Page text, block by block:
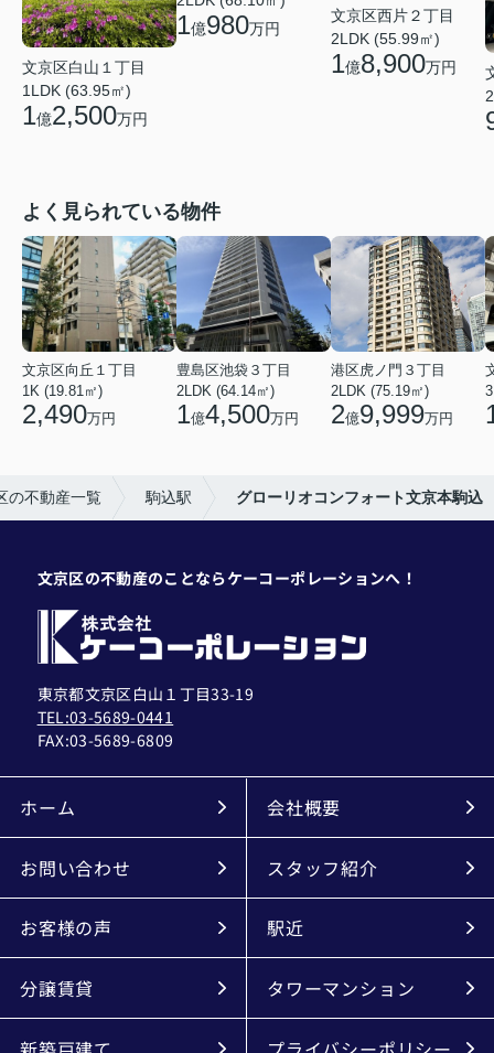
文京区白山１丁目
1LDK (63.95㎡)
1億2,500万円
1億980万円
文京区西片２丁目
2LDK (55.99㎡)
1億8,900万円
よく見られている物件
文京区向丘１丁目
1K (19.81㎡)
2,490万円
豊島区池袋３丁目
2LDK (64.14㎡)
1億4,500万円
港区虎ノ門３丁目
2LDK (75.19㎡)
2億9,999万円
の不動産一覧 駒込駅 グローリオコンフォート文京本駒込
文京区の不動産のことならケーコーポレーションへ！
東京都文京区白山１丁目33-19
TEL:03-5689-0441
FAX:03-5689-6809
ホーム 会社概要
お問い合わせ スタッフ紹介
お客様の声 駅近
分譲賃貸 タワーマンション